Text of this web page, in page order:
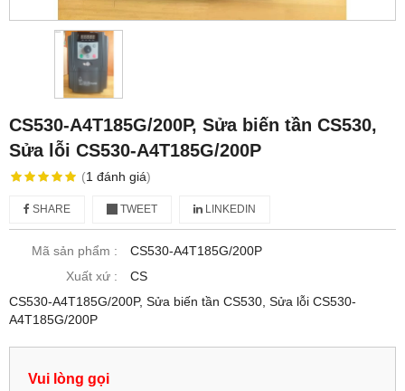
CS530-A4T185G/200P, Sửa biến tần CS530,
Sửa lỗi CS530-A4T185G/200P
(1 đánh giá)
SHARE TWEET LINKEDIN
Mã sản phẩm :
CS530-A4T185G/200P
Xuất xứ :
CS
CS530-A4T185G/200P, Sửa biến tần CS530, Sửa lỗi CS530-
A4T185G/200P
Vui lòng gọi